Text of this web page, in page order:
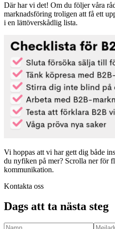
Där har vi det! Om du följer våra
marknadsföring troligen att få ett
i en lättöverskådlig lista.
Vi hoppas att vi har gett dig både
du nyfiken på mer? Scrolla ner för
kommunikation.
Kontakta oss
Dags att ta nästa steg